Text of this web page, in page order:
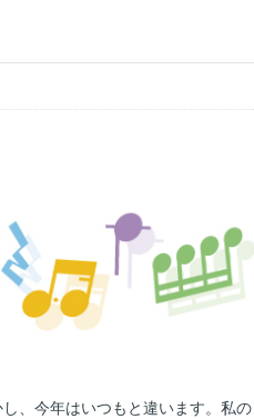
、今年はいつもと違います。私の